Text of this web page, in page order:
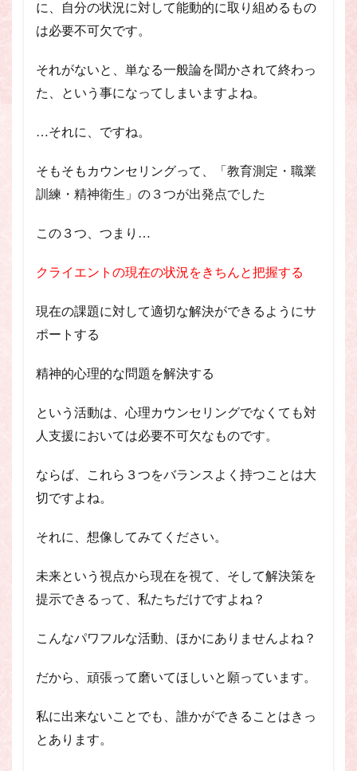
に、自分の状況に対して能動的に取り組めるもの
は必要不可欠です。
それがないと、単なる一般論を聞かされて終わっ
た、という事になってしまいますよね。
…それに、ですね。
そもそもカウンセリングって、 「教育測定 ・ 職業
訓練・精神衛生」の３つが出発点でした
この３つ、つまり…
クライエントの現在の状況をきちんと把握する
現在の課題に対して適切な解決ができるようにサ
ポートする
精神的心理的な問題を解決する
という活動は、心理カウンセリングでなくても対
人支援においては必要不可欠なものです。
ならば、これら３つをバランスよく持つことは大
切ですよね。
それに、想像してみてください。
未来という視点から現在を視て、そして解決策を
提示できるって、私たちだけですよね？
こんなパワフルな活動、ほかにありませんよね？
だから、頑張って磨いてほしいと願っています。
私に出来ないことでも、誰かができることはきっ
とあります。